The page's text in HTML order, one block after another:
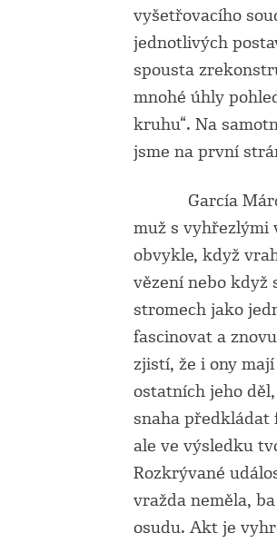
vyšetřovacího
jednotlivých
spousta
mnohé úhly
kruhu“. Na
jsme na první
García
muž s vyhřezlými
obvykle, když
vězení nebo když
stromech jako
fascinovat a
zjistí, že i ony
ostatních jeho
snaha předkládat
ale ve výsledku
Rozkrývané
vražda neměla,
osudu. Akt je